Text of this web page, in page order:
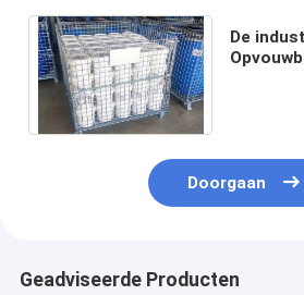
De
Doorgaan
Geadviseerde Producten